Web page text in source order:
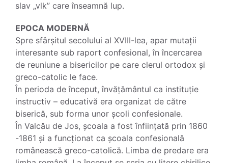
slav „vlk” care înseamnă lup.
EPOCA MODERNĂ
Spre sfârșitul secolului al XVIII-lea, apar mutații
interesante sub raport confesional, în încercarea
de reuniune a bisericilor pe care clerul ortodox și
greco-catolic le face.
În perioda de început, învățământul ca instituție
instructiv – educativă era organizat de către
biserică, sub forma unor școli confesionale.
În Valcău de Jos, școala a fost înființată prin 1860
-1861 și a funcționat ca școala confesională
românească greco-catolică. Limba de predare era